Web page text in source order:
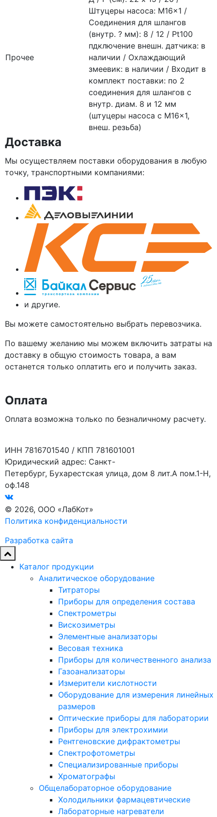
Прочее
Штуцеры насоса: M16x1 /
Соединения для шлангов
(внутр. ? мм): 8 / 12 / Pt100
пдключение внешн. датчика: в
наличии / Охлаждающий
змеевик: в наличии / Входит в
комплект поставки: по 2
соединения для шлангов с
внутр. диам. 8 и 12 мм
(штуцеры насоса с M16x1,
внеш. резьба)
Доставка
Мы осуществляем поставки оборудования в любую
точку, транспортными компаниями:
и другие.
Вы можете самостоятельно выбрать перевозчика.
По вашему желанию мы можем включить затраты на
доставку в общую стоимость товара, а вам
останется только оплатить его и получить заказ.
Оплата
Оплата возможна только по безналичному расчету.
ИНН 7816701540 / КПП 781601001
Юридический адрес: Санкт-
Петербург, Бухарестская улица, дом 8 лит.А пом.1-Н,
оф.148
© 2026, ООО «ЛабКот»
Политика конфиденциальности
Разработка сайта
Каталог продукции
Аналитическое оборудование
Титраторы
Приборы для определения состава
Спектрометры
Вискозиметры
Элементные анализаторы
Весовая техника
Приборы для количественного анализа
Газоанализаторы
Измерители кислотности
Оборудование для измерения линейных
размеров
Оптические приборы для лаборатории
Приборы для электрохимии
Рентгеновские дифрактометры
Спектрофотометры
Специализированные приборы
Хроматографы
Общелабораторное оборудование
Холодильники фармацевтические
Лабораторные нагреватели